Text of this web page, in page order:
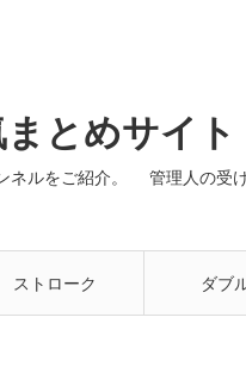
とめサイト
ネルをご紹介。 管理人の受
ストローク ダブ